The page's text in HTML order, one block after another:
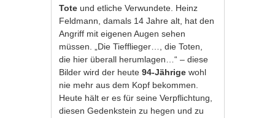
Tote und etliche Verwundete. Heinz
Feldmann, damals 14 Jahre alt, hat den
Angriff mit eigenen Augen sehen
müssen. „Die Tiefflieger…, die Toten,
die hier überall herumlagen…“ – diese
Bilder wird der heute94-Jährige wohl
nie mehr aus dem Kopf bekommen.
Heute hält er es für seine Verpflichtung,
diesen Gedenkstein zu hegen und zu